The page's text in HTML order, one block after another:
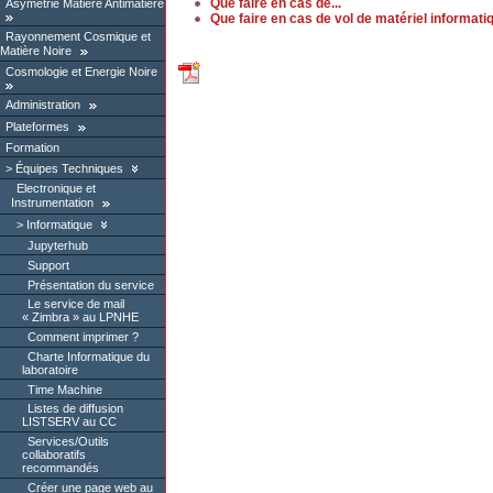
Asymétrie Matière Antimatière
Rayonnement Cosmique et
Matière Noire
Cosmologie et Energie Noire
Administration
Plateformes
Formation
Équipes Techniques
Electronique et
Instrumentation
Informatique
Jupyterhub
Support
Présentation du service
Le service de mail
« Zimbra » au LPNHE
Comment imprimer ?
Charte Informatique du
laboratoire
Time Machine
Listes de diffusion
LISTSERV au CC
Services/Outils
collaboratifs
recommandés
Créer une page web au
Que faire en cas de...
Que faire en cas de vol de matériel